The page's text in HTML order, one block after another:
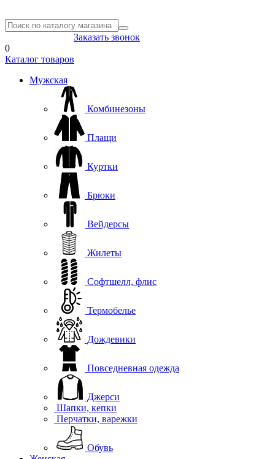
Заказать звонок
0
Каталог товаров
Мужская
Комбинезоны
Плащи
Куртки
Брюки
Вейдерсы
Жилеты
Софтшелл, флис
Термобелье
Дождевики
Повседневная одежда
Джерси
Шапки, кепки
Перчатки, варежки
Обувь